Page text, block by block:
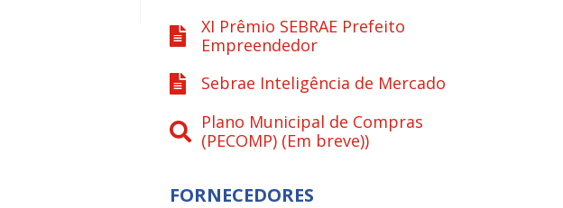
XI Prêmio SEBRAE Prefeito
Empreendedor
Sebrae Inteligência de Mercado
Plano Municipal de Compras
(PECOMP) (Em breve))
FORNECEDORES